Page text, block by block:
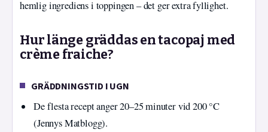
hemlig ingrediens i toppingen – det ger extra fyllighet.
Hur länge gräddas en tacopaj med
crème fraiche?
GRÄDDNINGSTID I UGN
De flesta recept anger 20–25 minuter vid 200 °C
(Jennys Matblogg).